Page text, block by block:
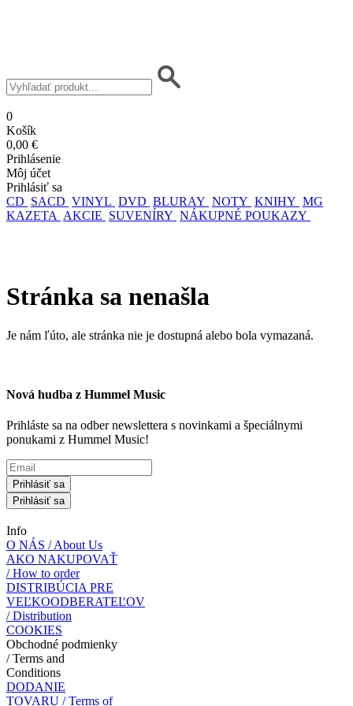
0
Košík
0,00 €
Prihlásenie
Môj účet
Prihlásiť sa
CD SACD VINYL DVD BLURAY NOTY KNIHY MG
KAZETA AKCIE SUVENÍRY NÁKUPNÉ POUKAZY
Stránka sa nenašla
Je nám ľúto, ale stránka nie je dostupná alebo bola vymazaná.
Nová hudba z Hummel Music
Prihláste sa na odber newslettera s novinkami a špeciálnymi
ponukami z Hummel Music!
Prihlásiť sa
Prihlásiť sa
Info
O NÁS / About Us
AKO NAKUPOVAŤ
/ How to order
DISTRIBÚCIA PRE
VEĽKOODBERATEĽOV
/ Distribution
COOKIES
Obchodné podmienky
/ Terms and
Conditions
DODANIE
TOVARU / Terms of